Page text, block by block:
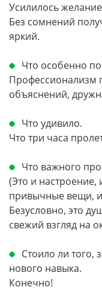
Усилилось
Без сомнений
яркий.
Что особенно
Профессионализм
объяснений,
Что удивило.
Что три часа
Что важного
(Это и настроение,
привычные вещи,
Безусловно, это
свежий взгляд на
Стоило ли того,
нового навыка.
Конечно!